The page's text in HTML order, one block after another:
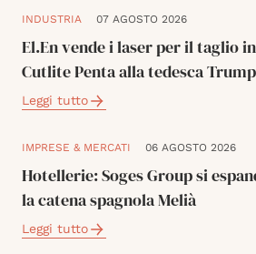
INDUSTRIA 07 AGOSTO 2026
El.En vende i laser per il taglio
Cutlite Penta alla tedesca
Leggi tutto
IMPRESE & MERCATI 06 AGOSTO 2026
Hotellerie: Soges Group si
la catena spagnola Melià
Leggi tutto